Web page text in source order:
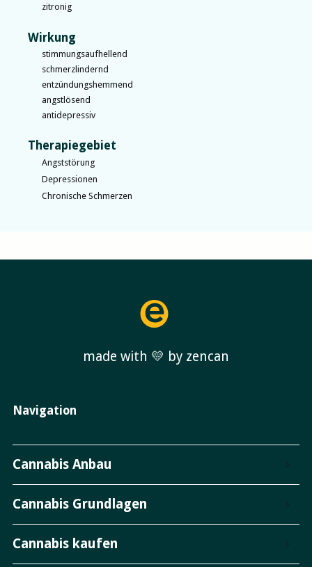
zitronig
Wirkung
stimmungsaufhellend
schmerzlindernd
entzündungshemmend
angstlösend
antidepressiv
Therapiegebiet
Angststörung
Depressionen
Chronische Schmerzen
made with 💛 by zencan
Navigation
Cannabis Anbau
Cannabis Grundlagen
Cannabis kaufen